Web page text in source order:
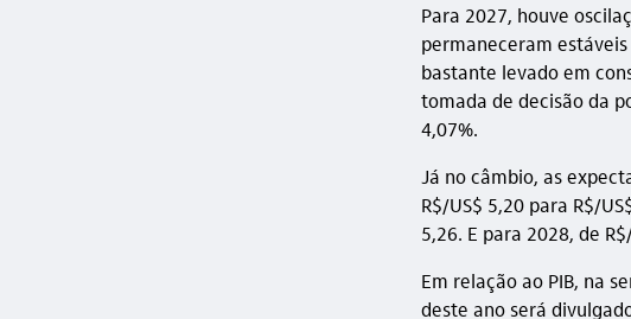
Para 2027, houve
permaneceram
bastante levado em
tomada de decisão da
4,07%.
Já no câmbio, as
R$/US$ 5,20 para R$/
5,26. E para 2028, de
Em relação ao PIB, na
deste ano será